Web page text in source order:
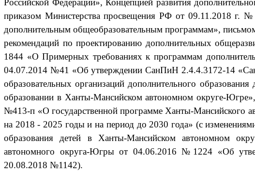
Российской Федерации»,Концепцией развития
приказом Министерства просвещения РФ от 09.11.2018 г. №
дополнительным общеобразовательным программам»,
рекомендаций по проектированию дополнительных
1844 «О Примерных требованиях к программам
04.07.2014 №41 «Об утверждении СанПиН 2.4.4.3172-14
образовательных организаций дополнительного
образовании в Ханты-Мансийском автономном округе-
№413-п «О государственной программе Ханты-Мансийского
на 2018 - 2025 годы и на период до 2030 года» (с
образования детей в Ханты-Мансийском автономном
автономного округа-Югры от 04.06.2016 №1224 «Об
20.08.2018 №1142).